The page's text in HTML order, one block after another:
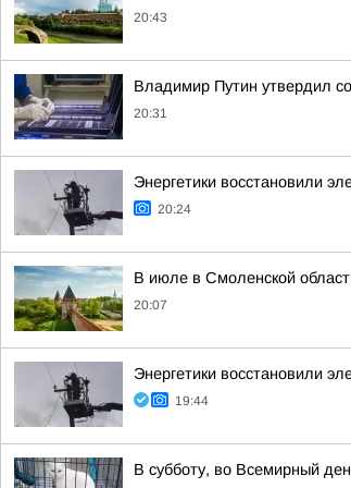
20:43
Владимир Путин утвердил
20:31
Энергетики восстановили
20:24
В июле в Смоленской
20:07
Энергетики восстановили
19:44
В субботу, во Всемирный